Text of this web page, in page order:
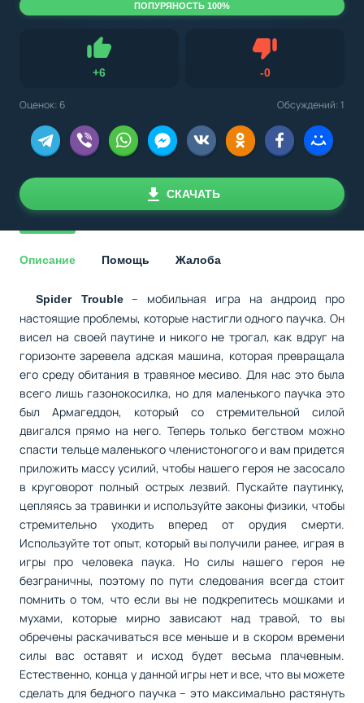
+6
Нравится
-0Не нравится
Оценок: 6 Обсуждений: 1
ПОПУРЯНОСТЬ 100%
СКАЧАТЬ
Описание Помощь Жалоба
Spider Trouble– мобильная игра на андроид про
настоящие проблемы, которые настигли одного паучка. Он
висел на своей паутине и никого не трогал, как вдруг на
горизонте заревела адская машина, которая превращала
его среду обитания в травяное месиво. Для нас это была
всего лишь газонокосилка, но для маленького паучка это
был Армагеддон, который со стремительной силой
двигался прямо на него. Теперь только бегством можно
спасти тельце маленького членистоногого и вам придется
приложить массу усилий, чтобы нашего героя не засосало
в круговорот полный острых лезвий. Пускайте паутинку,
цепляясь за травинки и используйте законы физики, чтобы
стремительно уходить вперед от орудия смерти.
Используйте тот опыт, который вы получили ранее, играя в
игры про человека паука. Но силы нашего героя не
безграничны, поэтому по пути следования всегда стоит
помнить о том, что если вы не подкрепитесь мошками и
мухами, которые мирно зависают над травой, то вы
обречены раскачиваться все меньше и в скором времени
силы вас оставят и исход будет весьма плачевным.
Естественно, конца у данной игры нет и все, что вы можете
сделать для бедного паучка – это максимально растянуть